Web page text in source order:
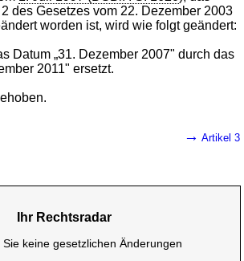
des Gesetzes vom 22. Dezember 2003
worden ist, wird wie folgt geändert:
Datum „31. Dezember 2007" durch das
2011" ersetzt.
→ Artikel 3
Ihr Rechtsradar
Sie keine gesetzlichen Änderungen